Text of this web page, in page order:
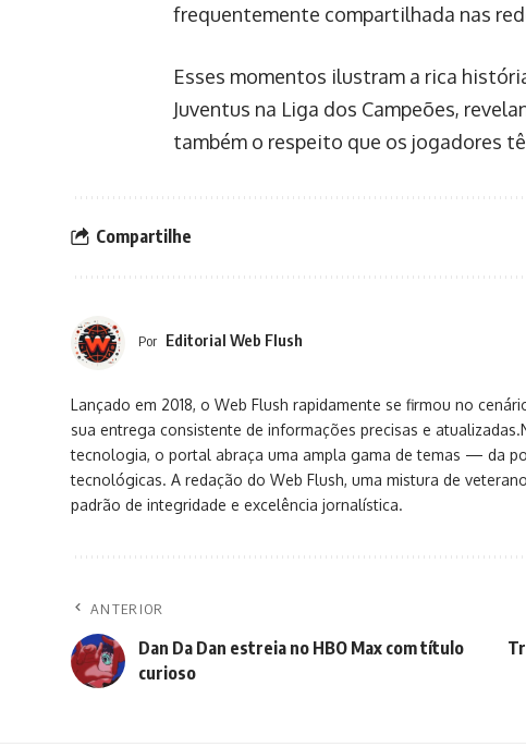
frequentemente compartilhada nas
Esses momentos ilustram a rica
Juventus na Liga dos Campeões,
também o respeito que os jogadores
Compartilhe
Por Editorial Web Flush
Lançado em 2018, o Web Flush rapidamente se firmou no
sua entrega consistente de informações precisas e
tecnologia, o portal abraça uma ampla gama de temas — da
tecnológicas. A redação do Web Flush, uma mistura de
padrão de integridade e excelência jornalística.
ANTERIOR
Dan Da Dan estreia no HBO Max com título
curioso